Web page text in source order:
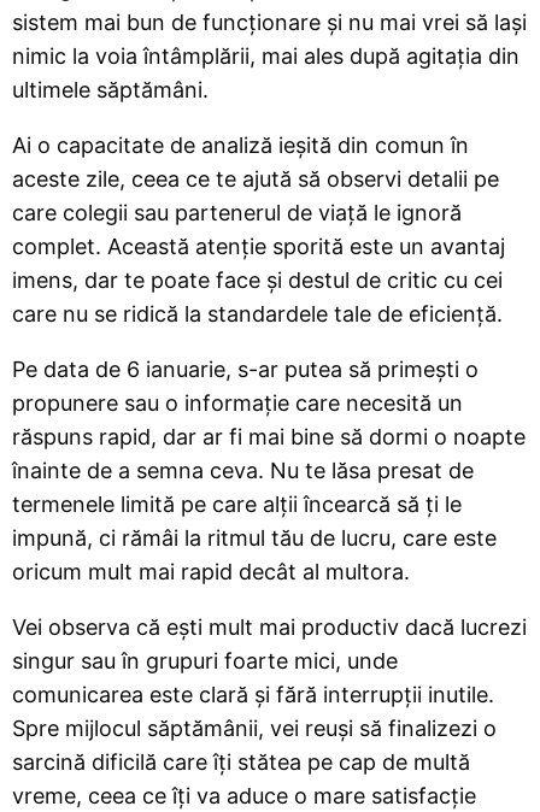
sistem mai bun de funcționare și nu mai vrei să lași
nimic la voia întâmplării, mai ales după agitația din
ultimele săptămâni.
Ai o capacitate de analiză ieșită din comun în
aceste zile, ceea ce te ajută să observi detalii pe
care colegii sau partenerul de viață le ignoră
complet. Această atenție sporită este un avantaj
imens, dar te poate face și destul de critic cu cei
care nu se ridică la standardele tale de eficiență.
Pe data de 6 ianuarie, s-ar putea să primești o
propunere sau o informație care necesită un
răspuns rapid, dar ar fi mai bine să dormi o noapte
înainte de a semna ceva. Nu te lăsa presat de
termenele limită pe care alții încearcă să ți le
impună, ci rămâi la ritmul tău de lucru, care este
oricum mult mai rapid decât al multora.
Vei observa că ești mult mai productiv dacă lucrezi
singur sau în grupuri foarte mici, unde
comunicarea este clară și fără interrupții inutile.
Spre mijlocul săptămânii, vei reuși să finalizezi o
sarcină dificilă care îți stătea pe cap de multă
vreme, ceea ce îți va aduce o mare satisfacție